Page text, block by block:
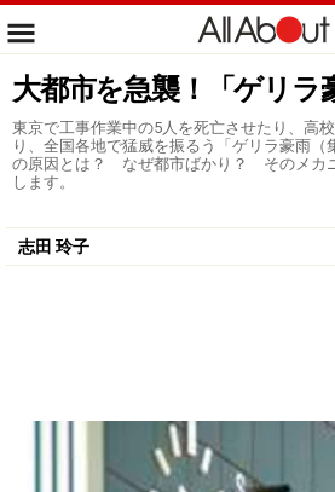
大都市を急襲！「ゲリラ
東京で工事作業中の5人を死亡させたり、高
り、全国各地で猛威を振るう「ゲリラ豪雨（
の原因とは？ なぜ都市ばかり？ そのメカ
します。
志田 玲子